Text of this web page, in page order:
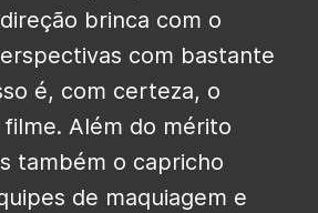
brinca com o
com bastante
é, com certeza, o
Além do mérito
também o capricho
de maquiagem e